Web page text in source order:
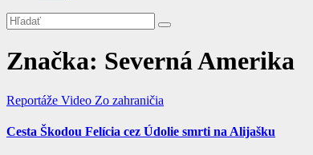
Značka: Severná Amerika
Reportáže Video Zo zahraničia
Cesta Škodou Felícia cez Údolie smrti na Alijašku